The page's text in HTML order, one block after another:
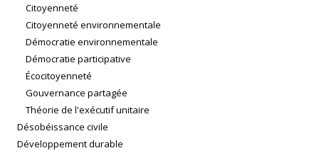
Citoyenneté
Citoyenneté environnementale
Démocratie environnementale
Démocratie participative
Écocitoyenneté
Gouvernance partagée
Théorie de l'exécutif unitaire
Désobéissance civile
Développement durable